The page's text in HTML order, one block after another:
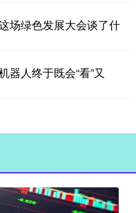
场绿色发展大会谈了什
器人终于既会“看”又